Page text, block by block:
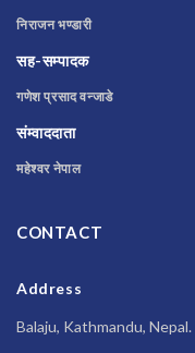
निराजन भण्डारी
सह-सम्पादक
गणेश प्रसाद वन्जाडे
संम्वाददाता
महेश्वर नेपाल
CONTACT
Address
Balaju, Kathmandu, Nepal.